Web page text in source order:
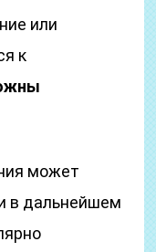
или
к
может
в дальнейшем